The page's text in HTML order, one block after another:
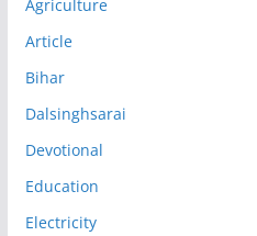
Agriculture
Article
Bihar
Dalsinghsarai
Devotional
Education
Electricity